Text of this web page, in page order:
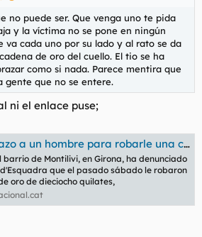
no puede ser. Que venga uno te pida
y la víctima no se pone en ningún
va cada uno por su lado y al rato se da
de oro del cuello. El tio se ha
como si nada. Parece mentira que
gente que no se entere.
ni el enlace puse;
para robarle una cadena de oro de dieciocho quilates en Girona
barrio de Montilivi, en Girona, ha denunciado
d'Esquadra que el pasado sábado le robaron
oro de dieciocho quilates,